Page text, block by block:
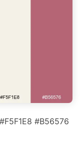
#B56576